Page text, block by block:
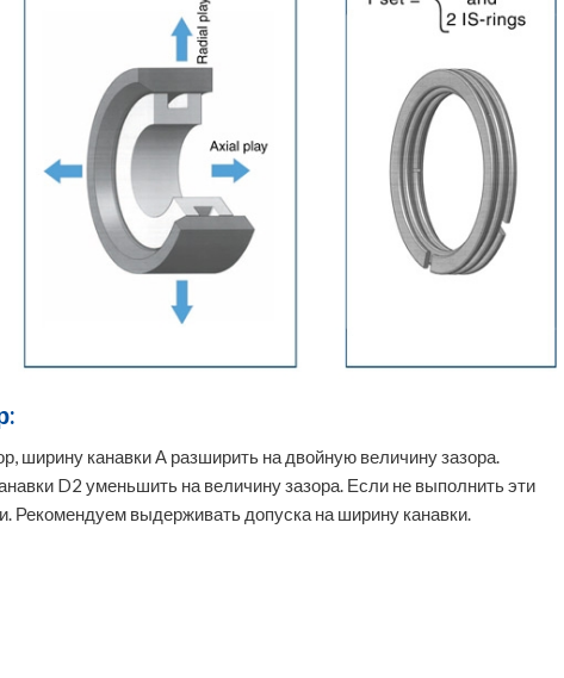
ширину канавки А разширить на двойную величину зазора.
D2 уменьшить на величину зазора. Если не выполнить эти
Рекомендуем выдерживать допуска на ширину канавки.